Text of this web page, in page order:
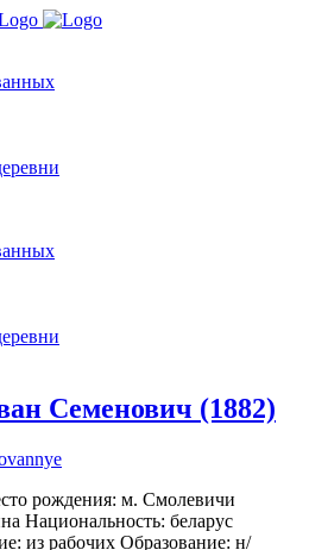
Семенович (1882)
рождения: м. Смолевичи
Национальность: беларус
из рабочих Образование: н/